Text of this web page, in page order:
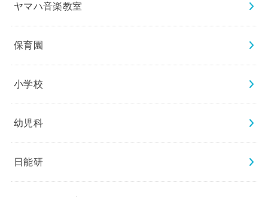
ヤマハ音楽教室
保育園
小学校
幼児科
日能研